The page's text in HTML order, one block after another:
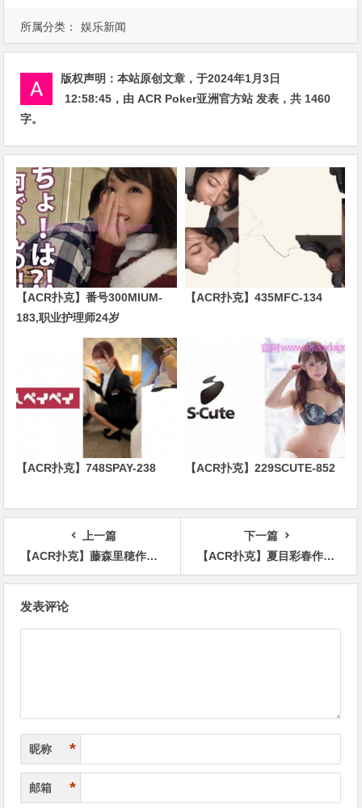
所属分类： 娱乐新闻
版权声明：本站原创文章，于2024年1月3日
12:58:45 ，由ACR Poker亚洲官方站 发表，共 1460
字。
【ACR扑克】番号300MIUM-
183,职业护理师24岁
【ACR扑克】435MFC-134
【ACR扑克】748SPAY-238 【ACR扑克】229SCUTE-852
上一篇
【ACR扑克】藤森里穂作品CJOD-311介绍及封面预览
下一篇
【ACR扑克】夏目彩春作品ADN-372介绍及封面预览
发表评论
昵称 *
邮箱 *